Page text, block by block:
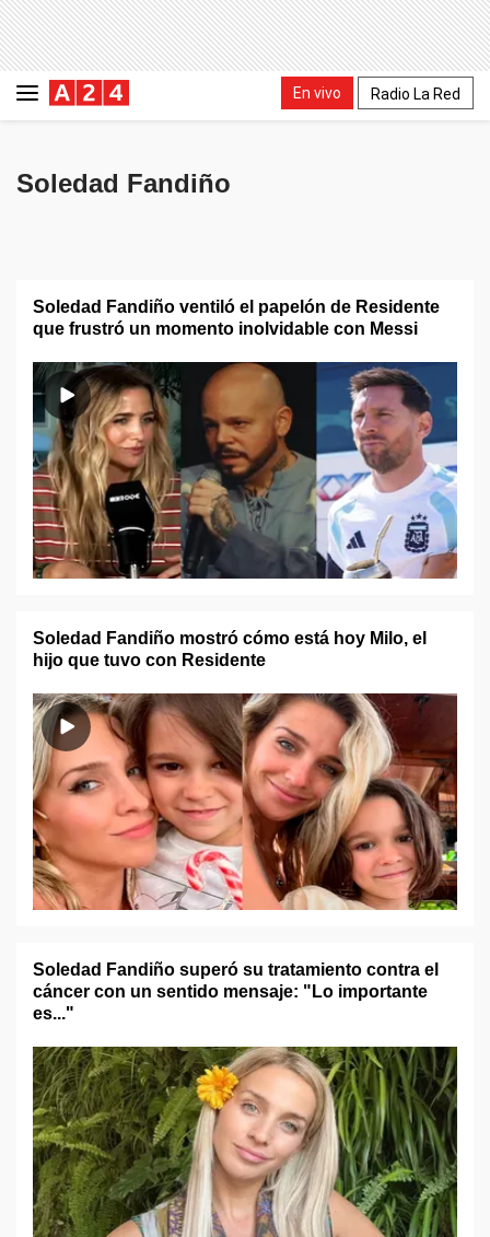
En vivo Radio La Red
Soledad Fandiño
Soledad Fandiño ventiló el papelón de Residente
que frustró un momento inolvidable con Messi
Soledad Fandiño mostró cómo está hoy Milo, el
hijo que tuvo con Residente
Soledad Fandiño superó su tratamiento contra el
cáncer con un sentido mensaje: "Lo importante
es..."